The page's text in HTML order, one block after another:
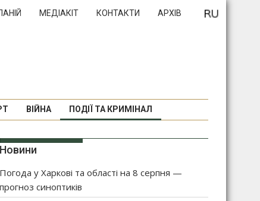
МЕДІАКІТ КОНТАКТИ АРХІВ
ВІЙНА ПОДІЇ ТА КРИМІНАЛ
Новини
Погода у Харкові та області на 8 серпня —
прогноз синоптиків